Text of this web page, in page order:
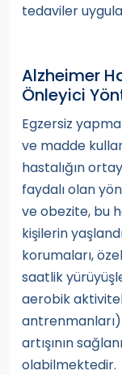
tedaviler
Alzheimer
Önleyici
Egzersiz
ve madde
hastalığın
faydalı olan
ve obezite, bu
kişilerin
korumaları,
saatlik
aerobik
artışının
olabilmektedir.